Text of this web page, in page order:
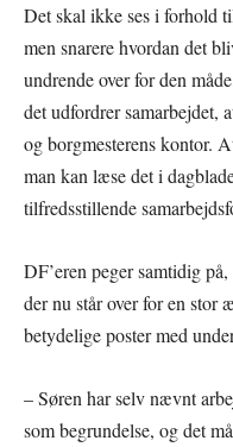
Det skal ikke ses i forhold
men snarere hvordan det
undrende over for den
det udfordrer samarbejdet,
og borgmesterens kontor.
man kan læse det i
tilfredsstillende
DF’eren peger samtidig
der nu står over for en stor
betydelige poster med
– Søren har selv nævnt
som begrundelse, og det